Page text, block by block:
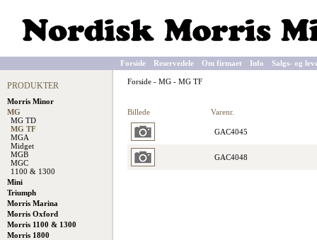
Forside Reservedele Om firmaet Info Salgs- og
PRODUKTER
Morris Minor
MG
MG TD
MG TF
MGA
Midget
MGB
MGC
1100 & 1300
Mini
Triumph
Morris Marina
Morris Oxford
Morris 1100 & 1300
Morris 1800
Forside - MG - MG TF
Billede Varenr.
GAC4045
GAC4048